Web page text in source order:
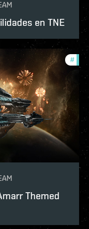
en TNE
#
Themed